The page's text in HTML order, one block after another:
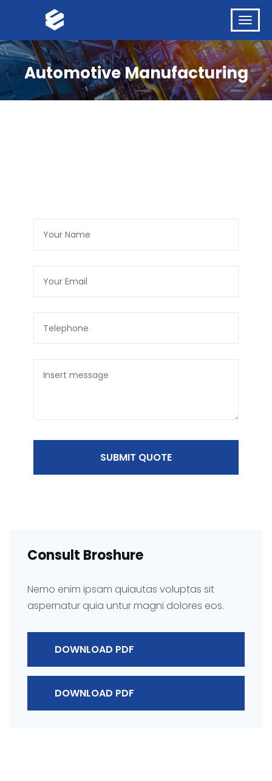
Automotive Manufacturing
SUBMIT QUOTE
Consult Broshure
Nemo enim ipsam quiautas voluptas sit
aspernatur quia untur magni dolores eos.
DOWNLOAD PDF
DOWNLOAD PDF